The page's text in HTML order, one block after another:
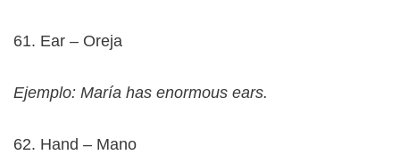
61. Ear – Oreja
Ejemplo: María has enormous ears.
62. Hand – Mano